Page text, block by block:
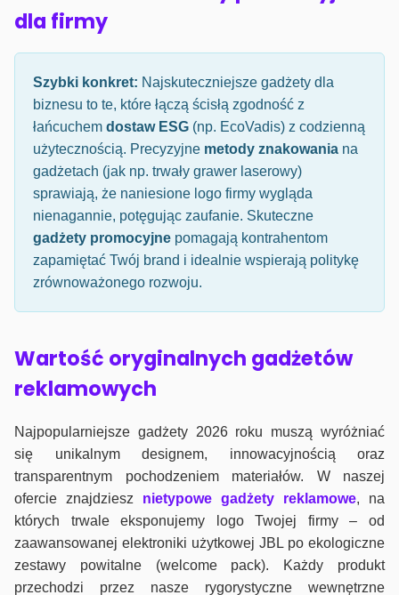
dla firmy
Szybki konkret: Najskuteczniejsze gadżety dla
biznesu to te, które łączą ścisłą zgodność z
łańcuchem dostaw ESG (np. EcoVadis) z codzienną
użytecznością. Precyzyjne metody znakowania na
gadżetach (jak np. trwały grawer laserowy)
sprawiają, że naniesione logo firmy wygląda
nienagannie, potęgując zaufanie. Skuteczne
gadżety promocyjne pomagają kontrahentom
zapamiętać Twój brand i idealnie wspierają politykę
zrównoważonego rozwoju.
Wartość oryginalnych gadżetów
reklamowych
Najpopularniejsze gadżety 2026 roku muszą wyróżniać
się unikalnym designem, innowacyjnością oraz
transparentnym pochodzeniem materiałów. W naszej
ofercie znajdziesz nietypowe gadżety reklamowe, na
których trwale eksponujemy logo Twojej firmy – od
zaawansowanej elektroniki użytkowej JBL po ekologiczne
zestawy powitalne (welcome pack). Każdy produkt
przechodzi przez nasze rygorystyczne wewnętrzne